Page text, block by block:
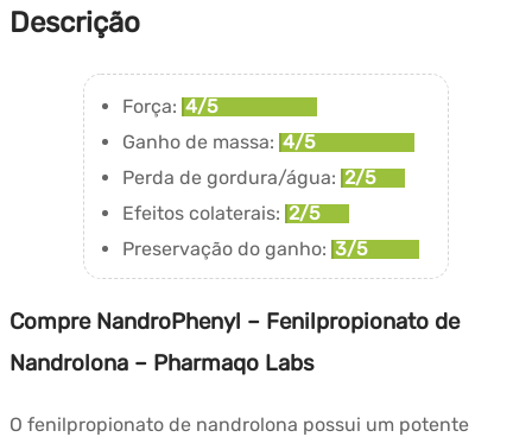
Descrição
Força: 4/5
Ganho de massa: 4/5
Perda de gordura/água: 2/5
Efeitos colaterais: 2/5
Preservação do ganho: 3/5
Compre NandroPhenyl – Fenilpropionato de
Nandrolona – Pharmaqo Labs
O fenilpropionato de nandrolona possui um potente